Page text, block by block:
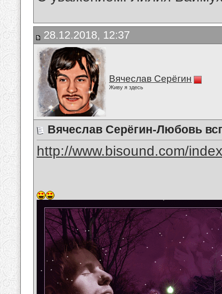
28.12.2018, 12:37
Вячеслав Серёгин
Живу я здесь
Вячеслав Серёгин-Любовь
http://www.bisound.com/